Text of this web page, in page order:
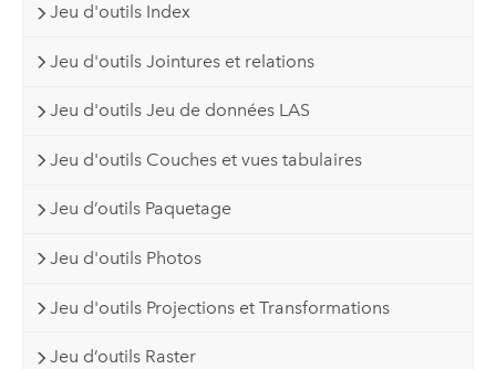
Jeu d'outils Index
Jeu d'outils Jointures et relations
Jeu d'outils Jeu de données LAS
Jeu d'outils Couches et vues tabulaires
Jeu d’outils Paquetage
Jeu d'outils Photos
Jeu d'outils Projections et Transformations
Jeu d’outils Raster